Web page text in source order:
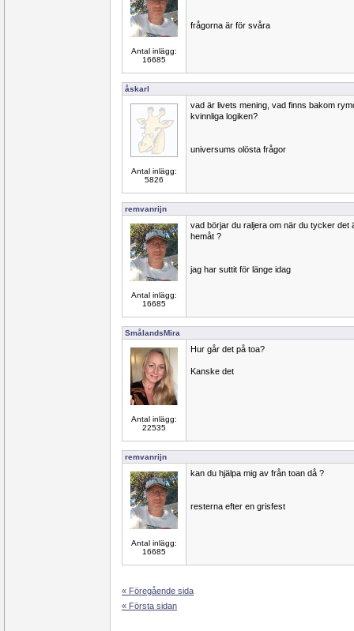
Antal inlägg:
16685
frågorna är för svåra
åskarl
Antal inlägg:
5826
vad är livets mening, vad finns bakom
kvinnliga logiken?
universums olösta frågor
remvanrijn
Antal inlägg:
16685
vad börjar du raljera om när du tycker det
hemåt ?
jag har suttit för länge idag
SmålandsMira
Antal inlägg:
22535
Hur går det på toa?
Kanske det
remvanrijn
Antal inlägg:
16685
kan du hjälpa mig av från toan då ?
resterna efter en grisfest
« Föregående sida
« Första sidan